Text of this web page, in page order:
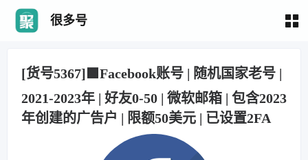
很多号
[货号5367]🟩Facebook账号 | 随机国家老号 |
2021-2023年 | 好友0-50 | 微软邮箱 | 包含2023
年创建的广告户 | 限额50美元 | 已设置2FA